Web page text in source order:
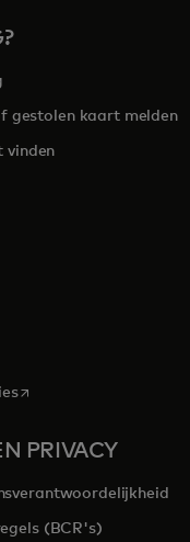
gestolen kaart melden
vinden
new tab
opens in a new tab
PRIVACY
(BCR's)